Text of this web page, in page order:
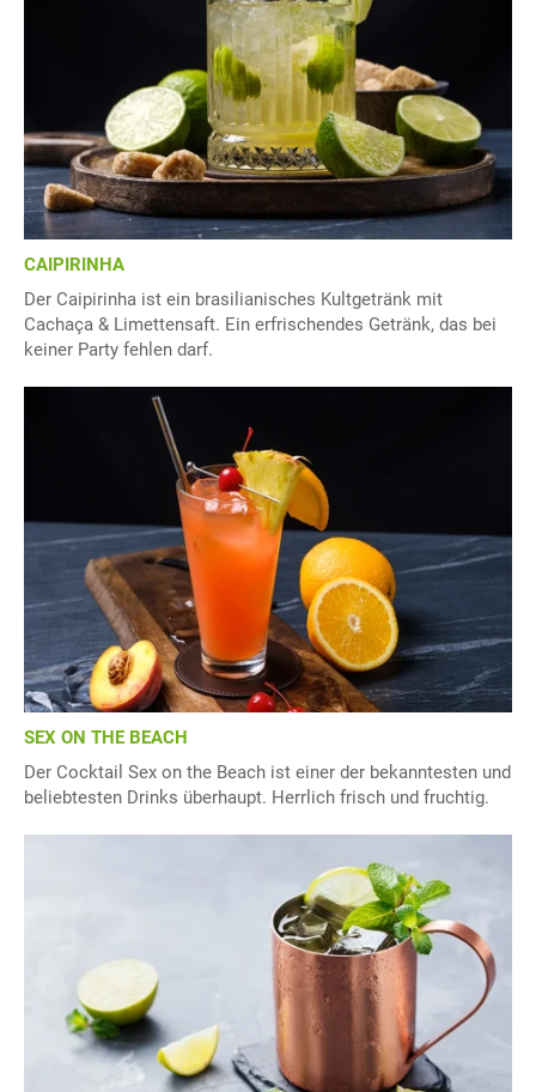
CAIPIRINHA
Der Caipirinha ist ein brasilianisches Kultgetränk mit
Cachaça & Limettensaft. Ein erfrischendes Getränk, das bei
keiner Party fehlen darf.
SEX ON THE BEACH
Der Cocktail Sex on the Beach ist einer der bekanntesten und
beliebtesten Drinks überhaupt. Herrlich frisch und fruchtig.